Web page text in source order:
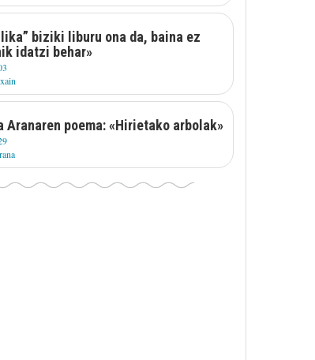
biziki liburu ona da, baina ez
idatzi behar»
Aranaren poema: «Hirietako arbolak»